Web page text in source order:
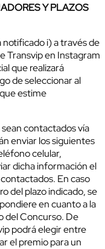
Y PLAZOS
i) a través de
Transvip en Instagram
que realizará
de seleccionar al
estime
contactados vía
enviar los siguientes
celular,
dicha información el
En caso
del plazo indicado, se
en cuanto a la
del Concurso. De
podrá elegir entre
el premio para un